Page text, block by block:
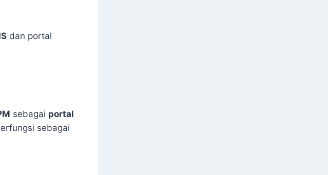
dan portal
sebagai portal
sebagai